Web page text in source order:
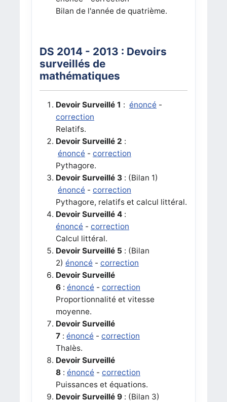
Bilan de l'année de quatrième.
DS 2014 - 2013 : Devoirs
surveillés de
mathématiques
Devoir Surveillé 1 : énoncé -
correction
Relatifs.
Devoir Surveillé 2 :
énoncé - correction
Pythagore.
Devoir Surveillé 3: (Bilan 1)
énoncé - correction
Pythagore, relatifs et calcul littéral.
Devoir Surveillé 4:
énoncé - correction
Calcul littéral.
Devoir Surveillé 5 : (Bilan
2) énoncé - correction
Devoir Surveillé
6: énoncé - correction
Proportionnalité et vitesse
moyenne.
Devoir Surveillé
7: énoncé - correction
Thalès.
Devoir Surveillé
8: énoncé - correction
Puissances et équations.
Devoir Surveillé 9: (Bilan 3)